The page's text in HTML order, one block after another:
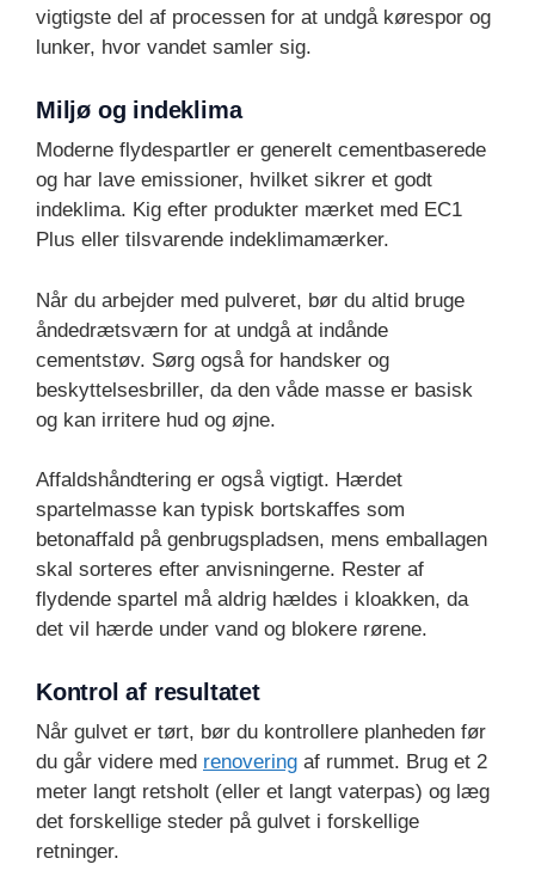
vigtigste del af processen for at undgå kørespor og
lunker, hvor vandet samler sig.
Miljø og indeklima
Moderne flydespartler er generelt cementbaserede
og har lave emissioner, hvilket sikrer et godt
indeklima. Kig efter produkter mærket med EC1
Plus eller tilsvarende indeklimamærker.
Når du arbejder med pulveret, bør du altid bruge
åndedrætsværn for at undgå at indånde
cementstøv. Sørg også for handsker og
beskyttelsesbriller, da den våde masse er basisk
og kan irritere hud og øjne.
Affaldshåndtering er også vigtigt. Hærdet
spartelmasse kan typisk bortskaffes som
betonaffald på genbrugspladsen, mens emballagen
skal sorteres efter anvisningerne. Rester af
flydende spartel må aldrig hældes i kloakken, da
det vil hærde under vand og blokere rørene.
Kontrol af resultatet
Når gulvet er tørt, bør du kontrollere planheden før
du går videre med renovering af rummet. Brug et 2
meter langt retsholt (eller et langt vaterpas) og læg
det forskellige steder på gulvet i forskellige
retninger.